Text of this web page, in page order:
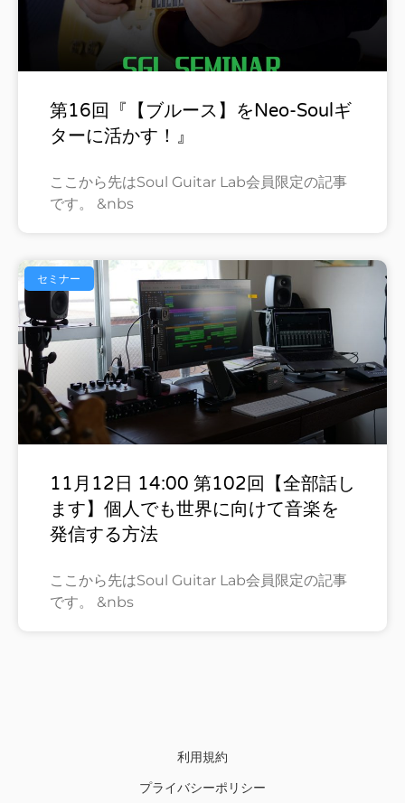
第16回『【ブルース】をNeo-Soulギ
ターに活かす！』
ここから先はSoul Guitar Lab会員限定の記事
です。 &nbs
セミナー
11月12日 14:00 第102回【全部話し
ます】個人でも世界に向けて音楽を
発信する方法
ここから先はSoul Guitar Lab会員限定の記事
です。 &nbs
利用規約
プライバシーポリシー